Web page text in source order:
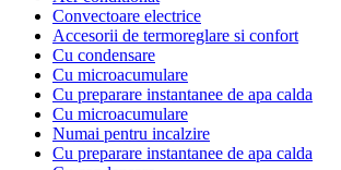
Convectoare electrice
Accesorii de termoreglare si confort
Cu condensare
Cu microacumulare
Cu preparare instantanee de apa calda
Cu microacumulare
Numai pentru incalzire
Cu preparare instantanee de apa calda